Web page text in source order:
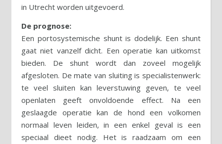
in Utrecht worden uitgevoerd.
De prognose:
Een portosystemische shunt is dodelijk. Een shunt
gaat niet vanzelf dicht. Een operatie kan uitkomst
bieden. De shunt wordt dan zoveel mogelijk
afgesloten. De mate van sluiting is specialistenwerk:
te veel sluiten kan leverstuwing geven, te veel
openlaten geeft onvoldoende effect. Na een
geslaagde operatie kan de hond een volkomen
normaal leven leiden, in een enkel geval is een
speciaal dieet nodig. Het is raadzaam om een